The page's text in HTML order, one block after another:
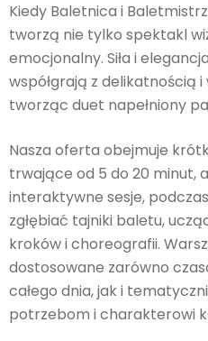
Kiedy Baletnica i
tworzą nie tylko spektakl
emocjonalny. Siła i
współgrają z delikatnością
tworząc duet napełniony
Nasza oferta obejmuje
trwające od 5 do 20 minut,
interaktywne sesje,
zgłębiać tajniki baletu,
kroków i choreografii.
dostosowane zarówno
całego dnia, jak i
potrzebom i charakterowi